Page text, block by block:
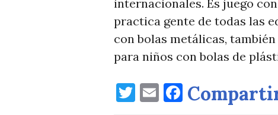
internacionales. Es juego
practica gente de todas las
con bolas metálicas,
para niños con bolas de
Twitter
EmailFacebook